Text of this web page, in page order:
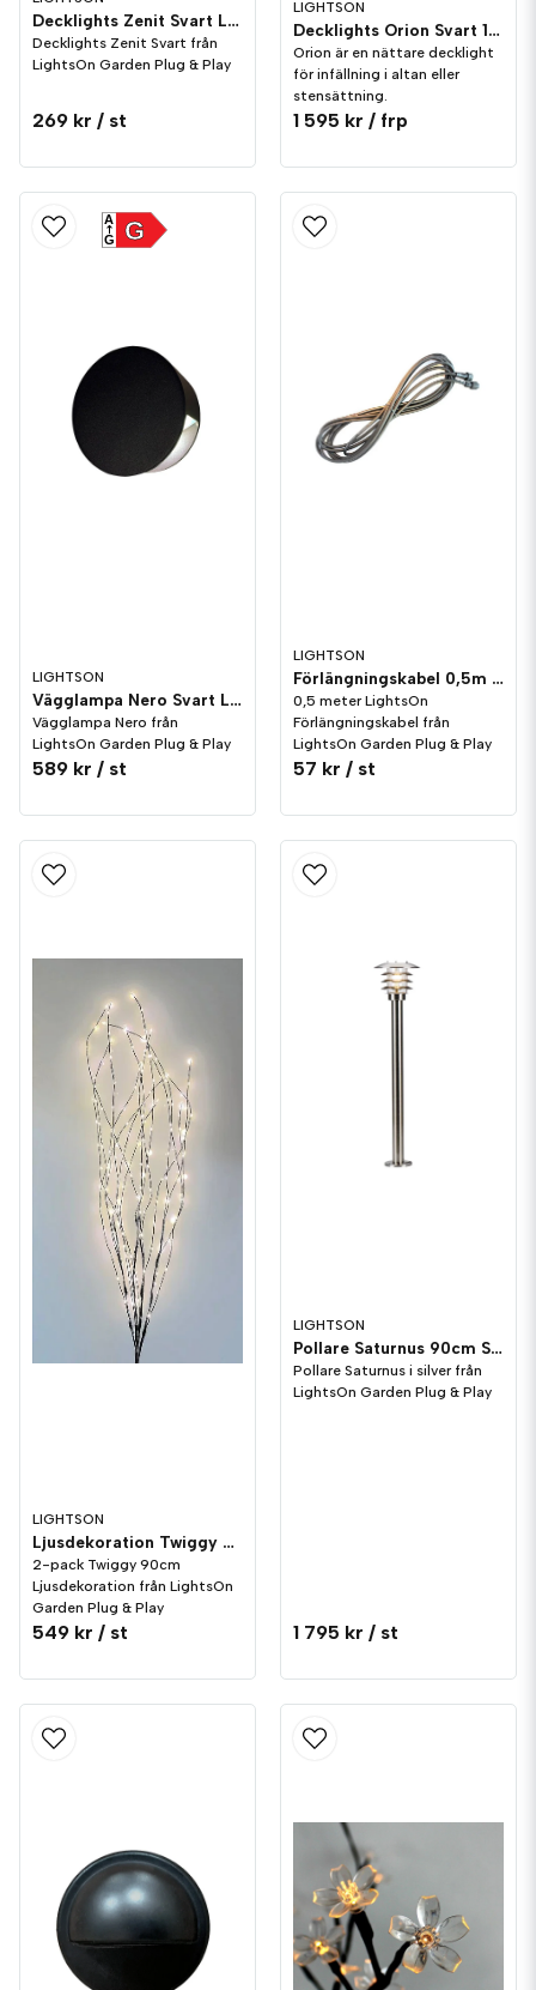
Decklights Zenit Svart LightsOn Garden Plug & Play
Decklights Zenit Svart från
LightsOn Garden Plug & Play
269 kr / st
LIGHTSON
Decklights Orion Svart 10-pack IP65 LightsOn Garden Plug & Play
Orion är en nättare decklight
för infällning i altan eller
stensättning.
1 595 kr / frp
LIGHTSON
Vägglampa Nero Svart LightsOn Garden Plug & Play
Vägglampa Nero från
LightsOn Garden Plug & Play
589 kr / st
G
A
G
LIGHTSON
Förlängningskabel 0,5m LightsOn Garden Plug & Play
0,5 meter LightsOn
Förlängningskabel från
LightsOn Garden Plug & Play
57 kr / st
LIGHTSON
Ljusdekoration Twiggy 90cm 2-pack LightsOn Garden Plug & Play
2-pack Twiggy 90cm
Ljusdekoration från LightsOn
Garden Plug & Play
549 kr / st
LIGHTSON
Pollare Saturnus 90cm Silver 3W LightsOn Garden Plug & Play
Pollare Saturnus i silver från
LightsOn Garden Plug & Play
1 795 kr / st